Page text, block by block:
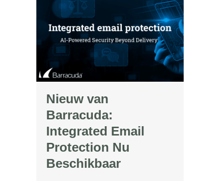
Nieuw van
Barracuda:
Integrated Email
Protection Nu
Beschikbaar